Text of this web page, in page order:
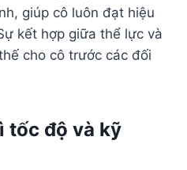
giúp cô luôn đạt hiệu
kết hợp giữa thể lực và
cho cô trước các đối
tốc độ và kỹ